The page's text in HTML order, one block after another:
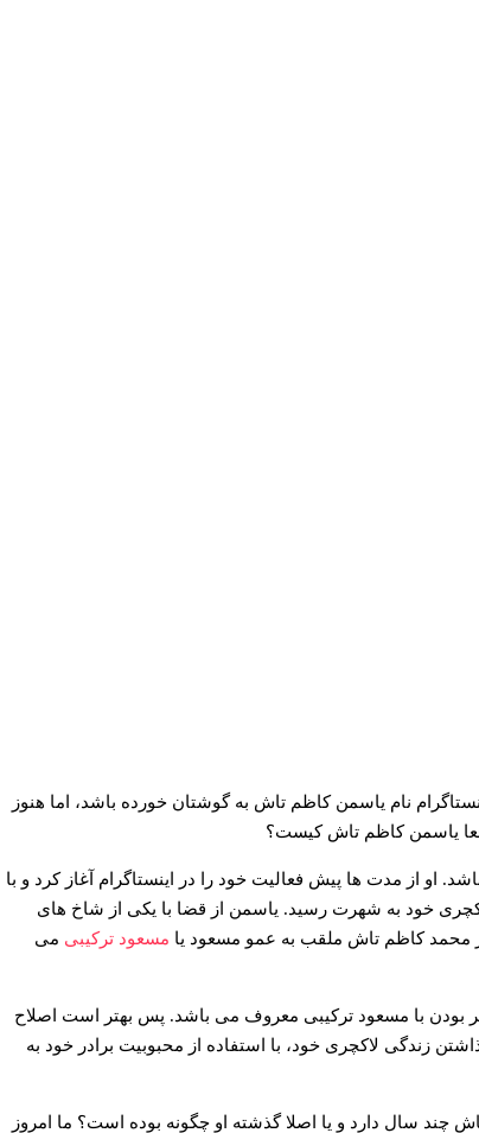
نام یاسمن کاظم تاش به گوشتان خورده باشد، اما هنوز
یاسمن کاظم تاش کیست؟
او از مدت ها پیش فعالیت خود را در اینستاگرام آغاز کرد و با
خود به شهرت رسید. یاسمن از قضا با یکی از شاخ های
محمد کاظم تاش ملقب به عمو مسعود یا مسعود ترکیبی می
بودن با مسعود ترکیبی معروف می باشد. پس بهتر است اصلاح
زندگی لاکچری خود، با استفاده از محبوبیت برادر خود به
چند سال دارد و یا اصلا گذشته او چگونه بوده است؟ ما امروز